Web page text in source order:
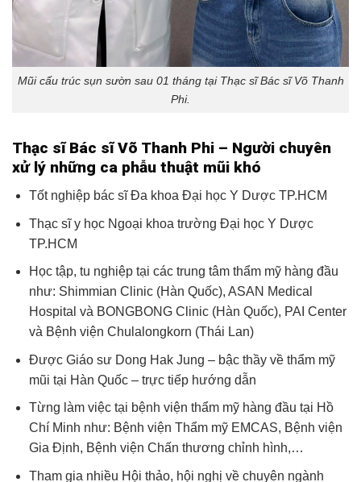
Mũi cấu trúc sụn sườn sau 01 tháng tại Thạc sĩ Bác sĩ Võ Thanh
Phi.
Thạc sĩ Bác sĩ Võ Thanh Phi – Người chuyên
xử lý những ca phẫu thuật mũi khó
Tốt nghiệp bác sĩ Đa khoa Đại học Y Dược TP.HCM
Thạc sĩ y học Ngoại khoa trường Đại học Y Dược
TP.HCM
Học tập, tu nghiệp tại các trung tâm thẩm mỹ hàng đầu
như: Shimmian Clinic (Hàn Quốc), ASAN Medical
Hospital và BONGBONG Clinic (Hàn Quốc), PAI Center
và Bệnh viện Chulalongkorn (Thái Lan)
Được Giáo sư Dong Hak Jung – bậc thầy về thẩm mỹ
mũi tại Hàn Quốc – trực tiếp hướng dẫn
Từng làm việc tại bệnh viện thẩm mỹ hàng đầu tại Hồ
Chí Minh như: Bệnh viện Thẩm mỹ EMCAS, Bệnh viện
Gia Định, Bệnh viện Chấn thương chỉnh hình,…
Tham gia nhiều Hội thảo, hội nghị về chuyên ngành